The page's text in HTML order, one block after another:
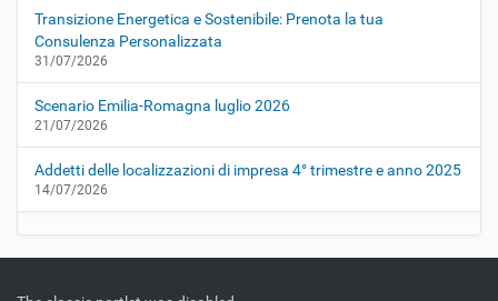
Transizione Energetica e Sostenibile: Prenota la tua
Consulenza Personalizzata
31/07/2026
Scenario Emilia-Romagna luglio 2026
21/07/2026
Addetti delle localizzazioni di impresa 4° trimestre e anno 2025
14/07/2026